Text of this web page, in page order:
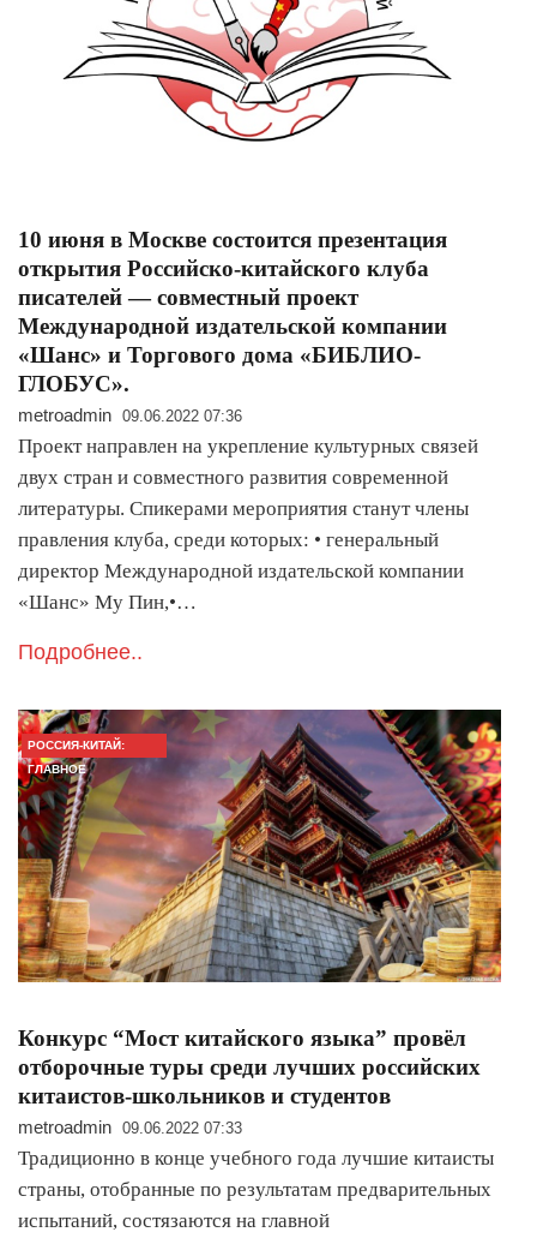
10 июня в Москве состоится презентация
открытия Российско-китайского клуба
писателей — совместный проект
Международной издательской компании
«Шанс» и Торгового дома «БИБЛИО-
ГЛОБУС».
metroadmin 09.06.2022 07:36
Проект направлен на укрепление культурных связей
двух стран и совместного развития современной
литературы. Спикерами мероприятия станут члены
правления клуба, среди которых: • генеральный
директор Международной издательской компании
«Шанс» Му Пин,•…
Подробнее..
РОССИЯ-КИТАЙ:
ГЛАВНОЕ
Конкурс “Мост китайского языка” провёл
отборочные туры среди лучших российских
китаистов-школьников и студентов
metroadmin 09.06.2022 07:33
Традиционно в конце учебного года лучшие китаисты
страны, отобранные по результатам предварительных
испытаний, состязаются на главной